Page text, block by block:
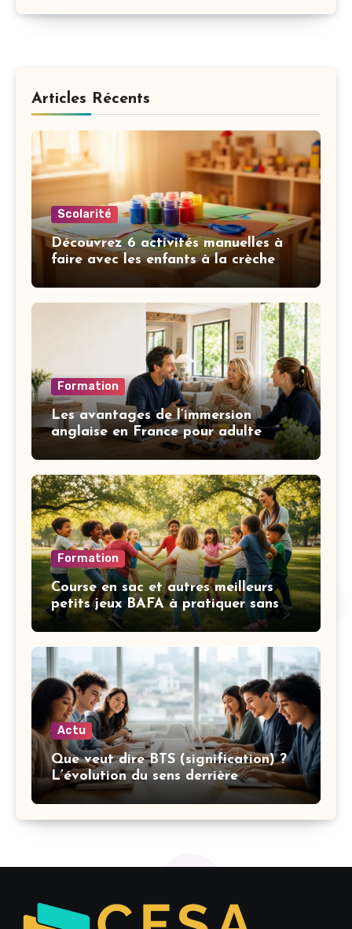
Articles Récents
Scolarité
Découvrez 6 activités manuelles à
faire avec les enfants à la crèche
pour développer leur motricité fine
Formation
Les avantages de l’immersion
anglaise en France pour adulte
Formation
Course en sac et autres meilleurs
petits jeux BAFA à pratiquer sans
matériel selon vos objectifs
Actu
Que veut dire BTS (signification) ?
L’évolution du sens derrière
l’acronyme et leurs textes engagés